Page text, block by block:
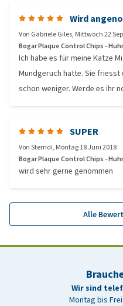
Wird
Von Gabriele Giles, Mittwoch 22
Bogar Plaque Control Chips -
Ich habe es für meine Katze
Mundgeruch hatte. Sie friesst
schon weniger. Werde es ihr
SUPER
VonSterndi, Montag 18 Juni 2018
Bogar Plaque Control Chips -
wird sehr gerne genommen
Alle
Wir sind
Montag bis